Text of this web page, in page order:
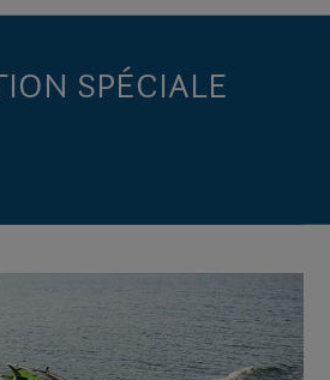
SPÉCIALE